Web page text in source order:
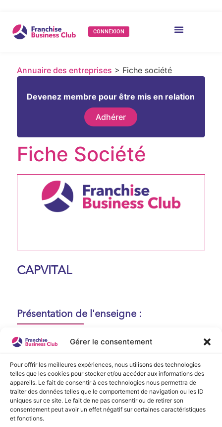
Gérer le consentement
Pour offrir les meilleures expériences, nous utilisons des technologies
telles que les cookies pour stocker et/ou accéder aux informations des
appareils. Le fait de consentir à ces technologies nous permettra de
traiter des données telles que le comportement de navigation ou les ID
uniques sur ce site. Le fait de ne pas consentir ou de retirer son
consentement peut avoir un effet négatif sur certaines caractéristiques
et fonctions.
CONNEXION
Annuaire des entreprises > Fiche société
Devenez membre pour être mis en relation
Adhérer
Fiche Société
CAPVITAL
Présentation de l'enseigne :
Aucune présentation n'est disponible
actuellement !
Vidéo de Présentation
Aucune vidéo disponible.